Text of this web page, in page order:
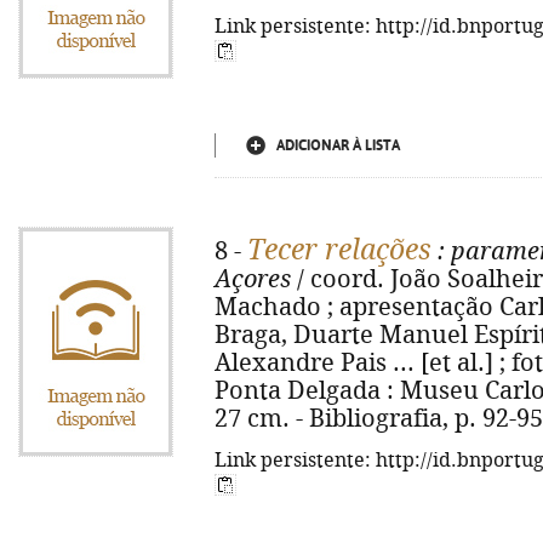
Link persistente: http://
ADICIONAR À LISTA
8 - Tecer relações :
Açores / coord. João
Machado ; apresentação
Braga, Duarte Manuel
Alexandre Pais ... [et al.] ;
Ponta Delgada : Museu
27 cm. - Bibliografia, p. 92-95
Link persistente: http://